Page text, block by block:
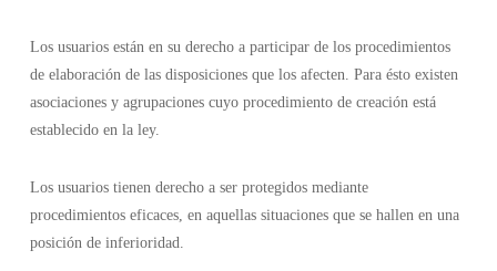
Los usuarios están en su derecho a participar de los procedimientos
de elaboración de las disposiciones que los afecten. Para ésto existen
asociaciones y agrupaciones cuyo procedimiento de creación está
establecido en la ley.
Los usuarios tienen derecho a ser protegidos mediante
procedimientos eficaces, en aquellas situaciones que se hallen en una
posición de inferioridad.